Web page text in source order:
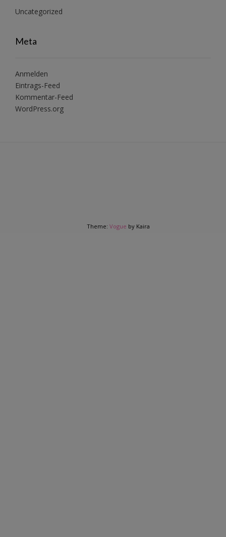
Uncategorized
Meta
Anmelden
Eintrags-Feed
Kommentar-Feed
WordPress.org
Theme: Vogue by Kaira